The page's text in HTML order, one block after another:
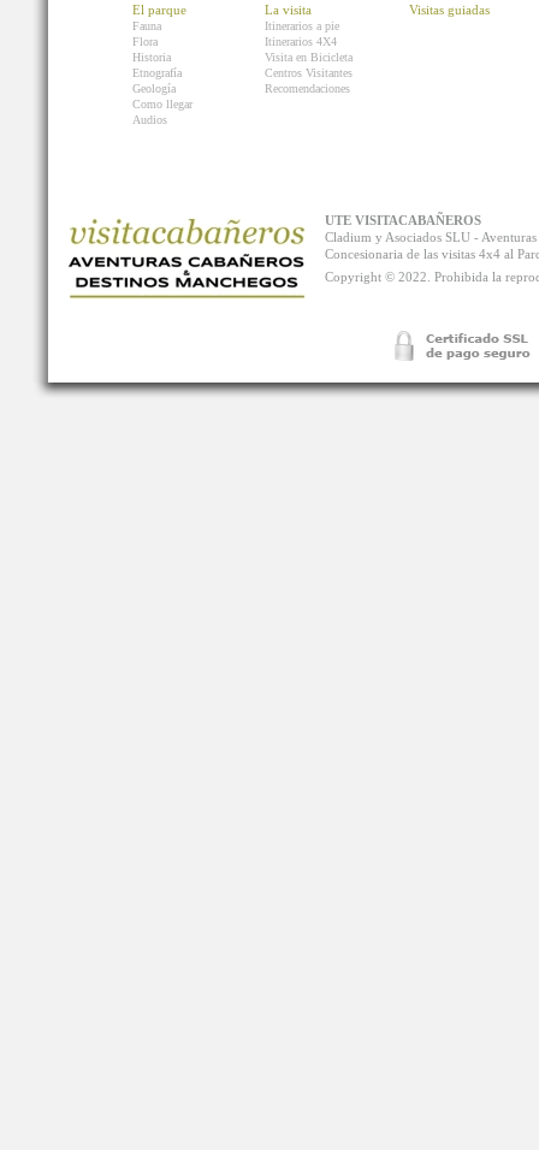
El parque
Fauna
Flora
Historia
Etnografía
Geología
Como llegar
Audios
La visita
Itinerarios a pie
Itinerarios 4X4
Visita en Bicicleta
Centros Visitantes
Recomendaciones
Visitas guiadas
UTE VISITACABAÑEROS
Cladium y Asociados SLU -
Concesionaria de las visitas 4x4 al
Copyright © 2022. Prohibida la